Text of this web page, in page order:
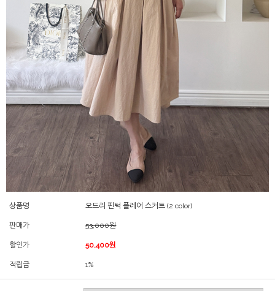
상품명 오드리 핀턱 플레어 스커트 (2 color)
판매가 53,000원
할인가 50,400원
적립금 1%